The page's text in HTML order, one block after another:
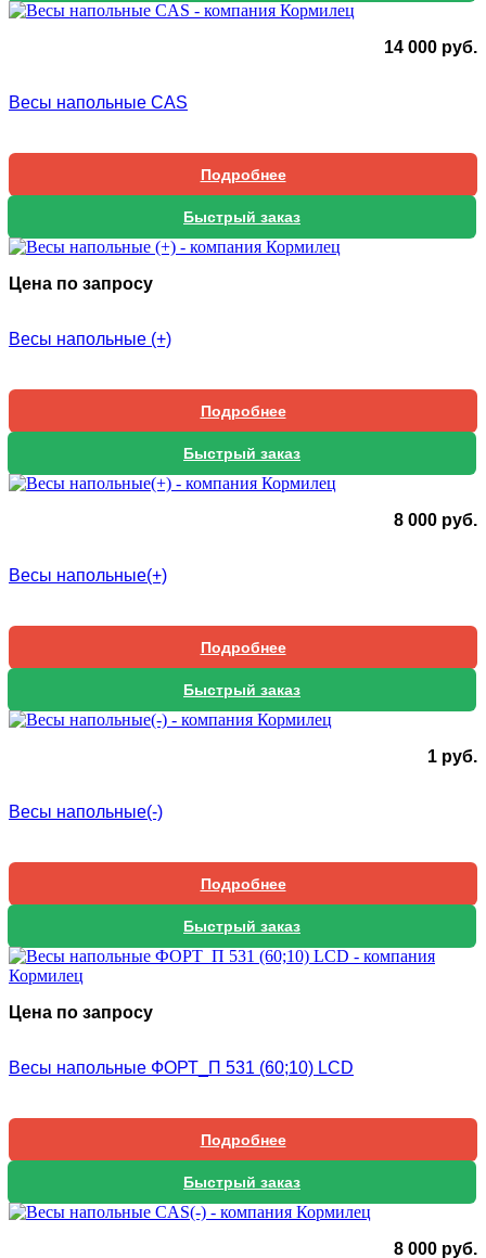
14 000 руб.
Весы напольные CAS
Подробнее
Быстрый заказ
Цена по запросу
Весы напольные (+)
Подробнее
Быстрый заказ
8 000 руб.
Весы напольные(+)
Подробнее
Быстрый заказ
1 руб.
Весы напольные(-)
Подробнее
Быстрый заказ
Цена по запросу
Весы напольные ФОРТ_П 531 (60;10) LCD
Подробнее
Быстрый заказ
8 000 руб.